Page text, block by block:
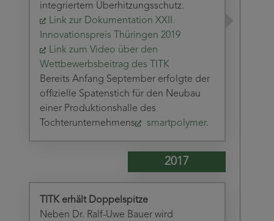
integriertem Überhitzungsschutz.
Link zur Dokumentation XXII.
Innovationspreis Thüringen 2019
Link zum Video über den
Wettbewerbsbeitrag des TITK
Bereits Anfang September erfolgte der
offizielle Spatenstich für den Neubau
einer Produktionshalle des
Tochterunternehmens
smartpolymer.
2017
TITK erhält Doppelspitze
Neben Dr. Ralf-Uwe Bauer wird